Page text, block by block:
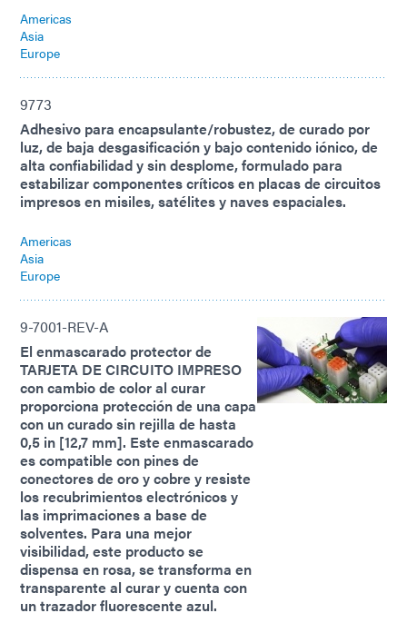
Americas
Asia
Europe
9773
Adhesivo para encapsulante/robustez, de curado por
luz, de baja desgasificación y bajo contenido iónico, de
alta confiabilidad y sin desplome, formulado para
estabilizar componentes críticos en placas de circuitos
impresos en misiles, satélites y naves espaciales.
Americas
Asia
Europe
9-7001-REV-A
El enmascarado protector de
TARJETA DE CIRCUITO IMPRESO
con cambio de color al curar
proporciona protección de una capa
con un curado sin rejilla de hasta
0,5 in [12,7 mm]. Este enmascarado
es compatible con pines de
conectores de oro y cobre y resiste
los recubrimientos electrónicos y
las imprimaciones a base de
solventes. Para una mejor
visibilidad, este producto se
dispensa en rosa, se transforma en
transparente al curar y cuenta con
un trazador fluorescente azul.